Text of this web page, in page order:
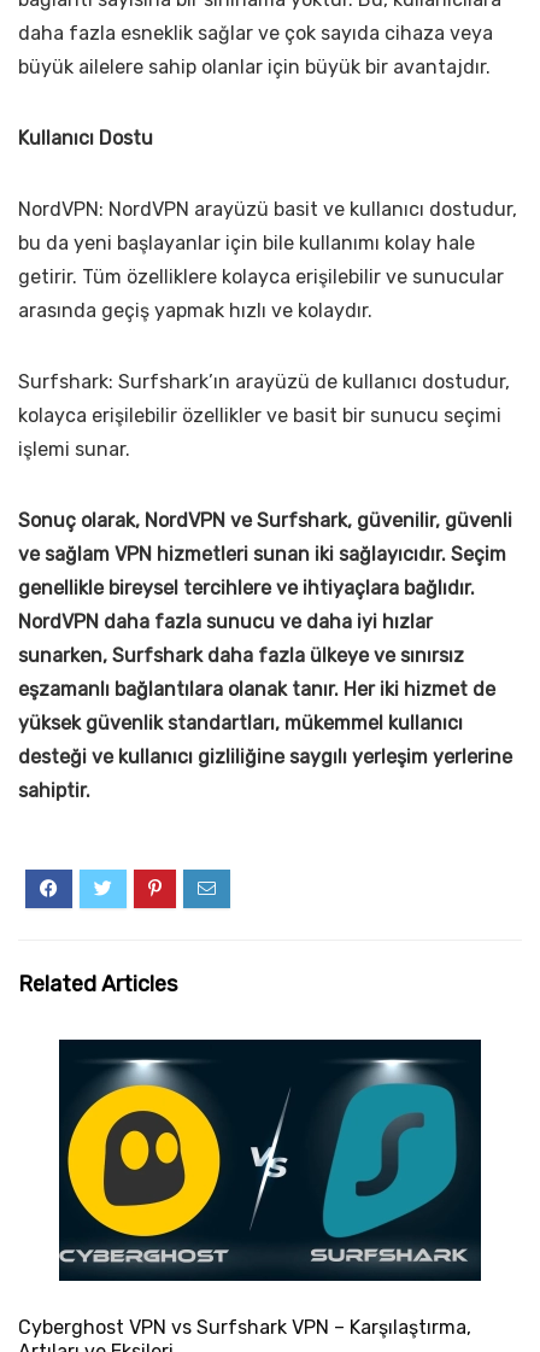
daha fazla esneklik sağlar ve çok sayıda cihaza veya
büyük ailelere sahip olanlar için büyük bir avantajdır.
Kullanıcı Dostu
NordVPN: NordVPN arayüzü basit ve kullanıcı dostudur,
bu da yeni başlayanlar için bile kullanımı kolay hale
getirir. Tüm özelliklere kolayca erişilebilir ve sunucular
arasında geçiş yapmak hızlı ve kolaydır.
Surfshark: Surfshark’ın arayüzü de kullanıcı dostudur,
kolayca erişilebilir özellikler ve basit bir sunucu seçimi
işlemi sunar.
Sonuç olarak, NordVPN ve Surfshark, güvenilir, güvenli
ve sağlam VPN hizmetleri sunan iki sağlayıcıdır. Seçim
genellikle bireysel tercihlere ve ihtiyaçlara bağlıdır.
NordVPN daha fazla sunucu ve daha iyi hızlar
sunarken, Surfshark daha fazla ülkeye ve sınırsız
eşzamanlı bağlantılara olanak tanır. Her iki hizmet de
yüksek güvenlik standartları, mükemmel kullanıcı
desteği ve kullanıcı gizliliğine saygılı yerleşim yerlerine
sahiptir.
Related Articles
Cyberghost VPN vs Surfshark VPN – Karşılaştırma,